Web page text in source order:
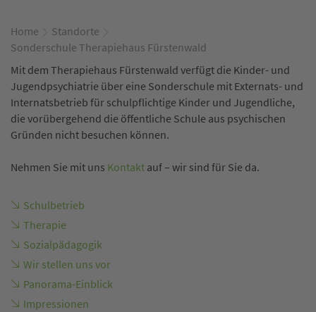
Home
Standorte
Sonderschule Therapiehaus Fürstenwald
Mit dem Therapiehaus Fürstenwald verfügt die Kinder- und
Jugendpsychiatrie über eine Sonderschule mit Externats- und
Internatsbetrieb für schulpflichtige Kinder und Jugendliche,
die vorübergehend die öffentliche Schule aus psychischen
Gründen nicht besuchen können.
Nehmen Sie mit uns Kontakt auf – wir sind für Sie da.
Schulbetrieb
Therapie
Sozialpädagogik
Wir stellen uns vor
Panorama-Einblick
Impressionen